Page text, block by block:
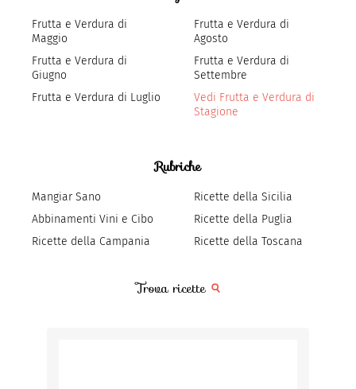
Frutta e Verdura di
Maggio
Frutta e Verdura di
Giugno
Frutta e Verdura di Luglio
Frutta e Verdura di
Agosto
Frutta e Verdura di
Settembre
Vedi Frutta e Verdura di
Stagione
Rubriche
Mangiar Sano
Abbinamenti Vini e Cibo
Ricette della Campania
Ricette della Sicilia
Ricette della Puglia
Ricette della Toscana
Trova ricette